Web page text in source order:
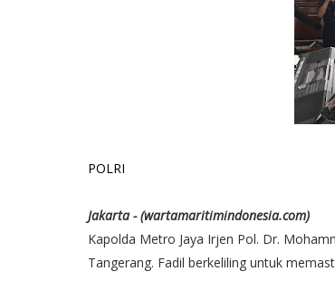
POLRI
Jakarta - (wartamaritimindonesia.com)
Kapolda Metro Jaya Irjen Pol. Dr.
Tangerang. Fadil berkeliling untuk